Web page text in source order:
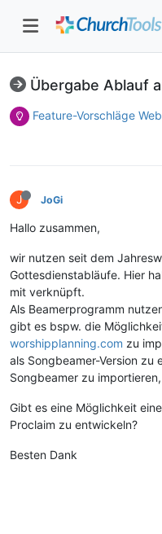
Übergabe Ablauf
Feature-Vorschläge Web
J JoGi
Hallo zusammen,
wir nutzen seit dem
Gottesdienstabläufe. Hier
mit verknüpft.
Als Beamerprogramm
gibt es bspw. die
worshipplanning.com zu
als Songbeamer-Version zu
Songbeamer zu
Gibt es eine Möglichkeit
Proclaim zu entwickeln?
Besten Dank